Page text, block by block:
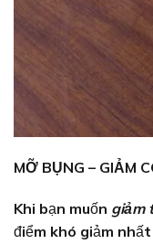
MỠ BỤNG – GIẢM
Khi bạn muốn giảm
điểm khó giảm